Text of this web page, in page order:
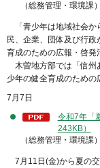
（総務管理・環境課）
「青少年は地域社会か
民、企業、団体及び行
育成のための広報・啓発
木曽地方部では「信州
少年の健全育成のための
7月7日
令和7年「
243KB）
（総務管理・環境課）
7月11日(金)から夏の交